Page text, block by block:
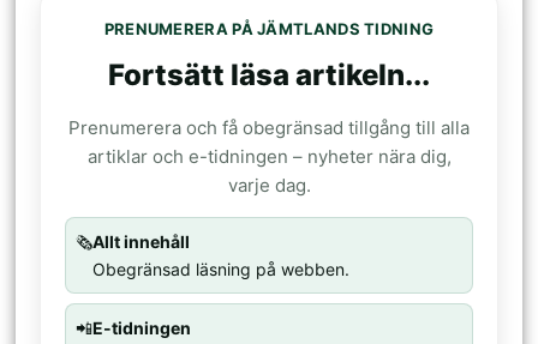
PRENUMERERA PÅ JÄMTLANDS TIDNING
Fortsätt läsa artikeln...
Prenumerera och få obegränsad tillgång till alla
artiklar och e-tidningen – nyheter nära dig,
varje dag.
🗞️Allt innehåll
Obegränsad läsning på webben.
📲E-tidningen